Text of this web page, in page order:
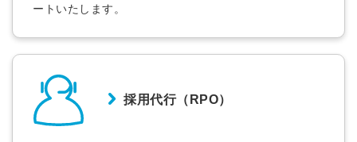
ートいたします。
採用代行（RPO）
でログイン